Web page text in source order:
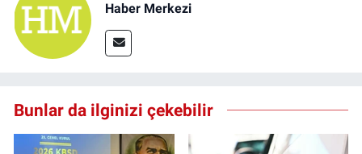
Haber Merkezi
Bunlar da ilginizi çekebilir